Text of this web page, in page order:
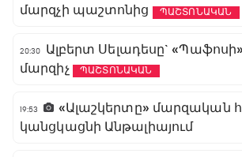
մարզչի պաշտոնից
ՊԱՇՏՈՆԱԿԱՆ
20:30
Ալբերտ Սելադեսը`
մարզիչ
ՊԱՇՏՈՆԱԿԱՆ
19:53
«Ալաշկերտը» մարզական
կանցկացնի Անթալիայում